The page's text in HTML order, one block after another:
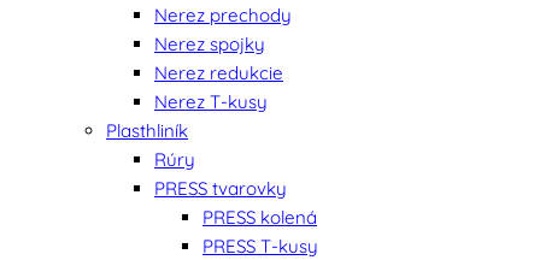
Nerez prechody
Nerez spojky
Nerez redukcie
Nerez T-kusy
Plasthliník
Rúry
PRESS tvarovky
PRESS kolená
PRESS T-kusy